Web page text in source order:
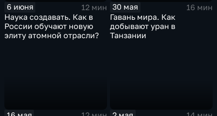
6 июня
12 мин
Наука создавать. Как в
России обучают новую
элиту атомной отрасли?
30 мая
16 мин
Гавань мира. Как
добывают уран в
Танзании